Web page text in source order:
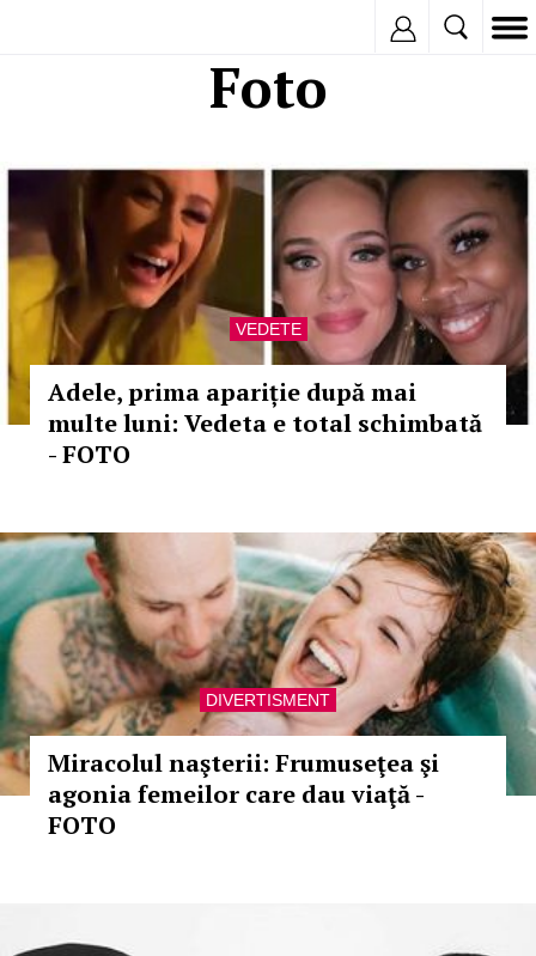
Foto
VEDETE
Adele, prima apariție după mai
multe luni: Vedeta e total schimbată
- FOTO
DIVERTISMENT
Miracolul naşterii: Frumuseţea şi
agonia femeilor care dau viaţă -
FOTO